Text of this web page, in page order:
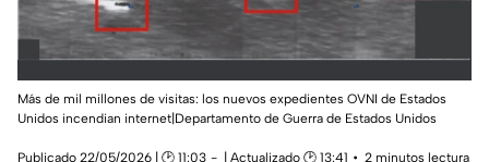
Más de mil millones de visitas: los nuevos expedientes OVNI de Estados
Unidos incendian internet|Departamento de Guerra de Estados Unidos
Publicado 22/05/2026 | 🕑 11:03 | Actualizado 🕑 13:41
2 minutos lectura